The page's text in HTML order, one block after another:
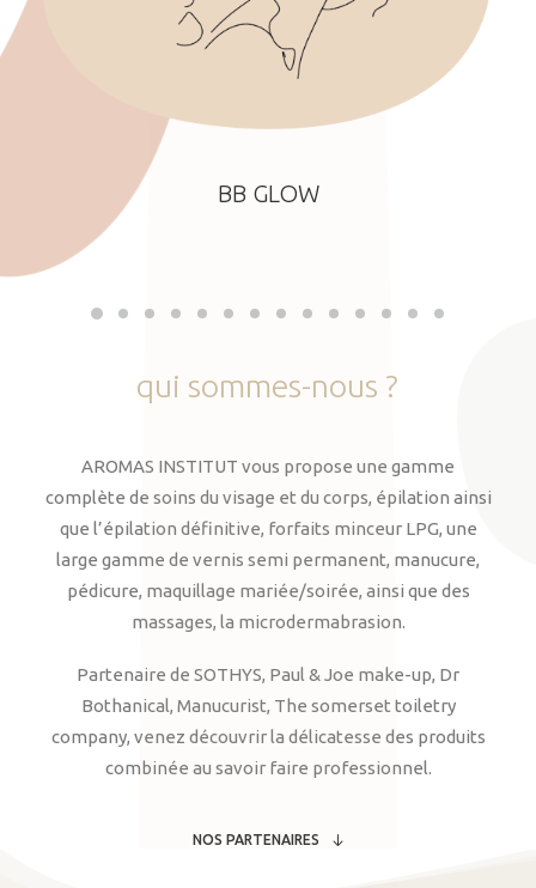
BB GLOW
qui sommes-nous ?
AROMAS INSTITUT vous propose une gamme
complète de soins du visage et du corps, épilation ainsi
que l’épilation définitive, forfaits minceur LPG, une
large gamme de vernis semi permanent, manucure,
pédicure, maquillage mariée/soirée, ainsi que des
massages, la microdermabrasion.
Partenaire de SOTHYS, Paul & Joe make-up, Dr
Bothanical, Manucurist, The somerset toiletry
company, venez découvrir la délicatesse des produits
combinée au savoir faire professionnel.
NOS PARTENAIRES